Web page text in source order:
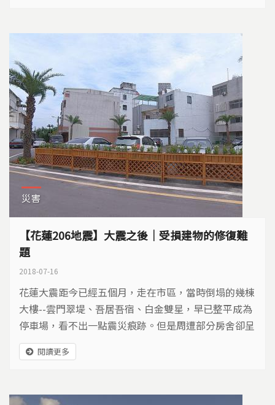
災害
【花蓮206地震】大震之後｜受損建物的修復難
題
2018-07-16
花蓮大震距今已經五個月，走在市區，當時倒塌的幾棟
大樓--雲門翠堤、吾居吾宿、白金雙星，早已整平成為
停車場，看不出一點震災痕跡。但是周遭部分房舍卻呈
現些微的下陷、傾斜，居民有的撤離，有的繼續居住，
地震的後遺症，至今仍沒有完全平復。
閱讀更多